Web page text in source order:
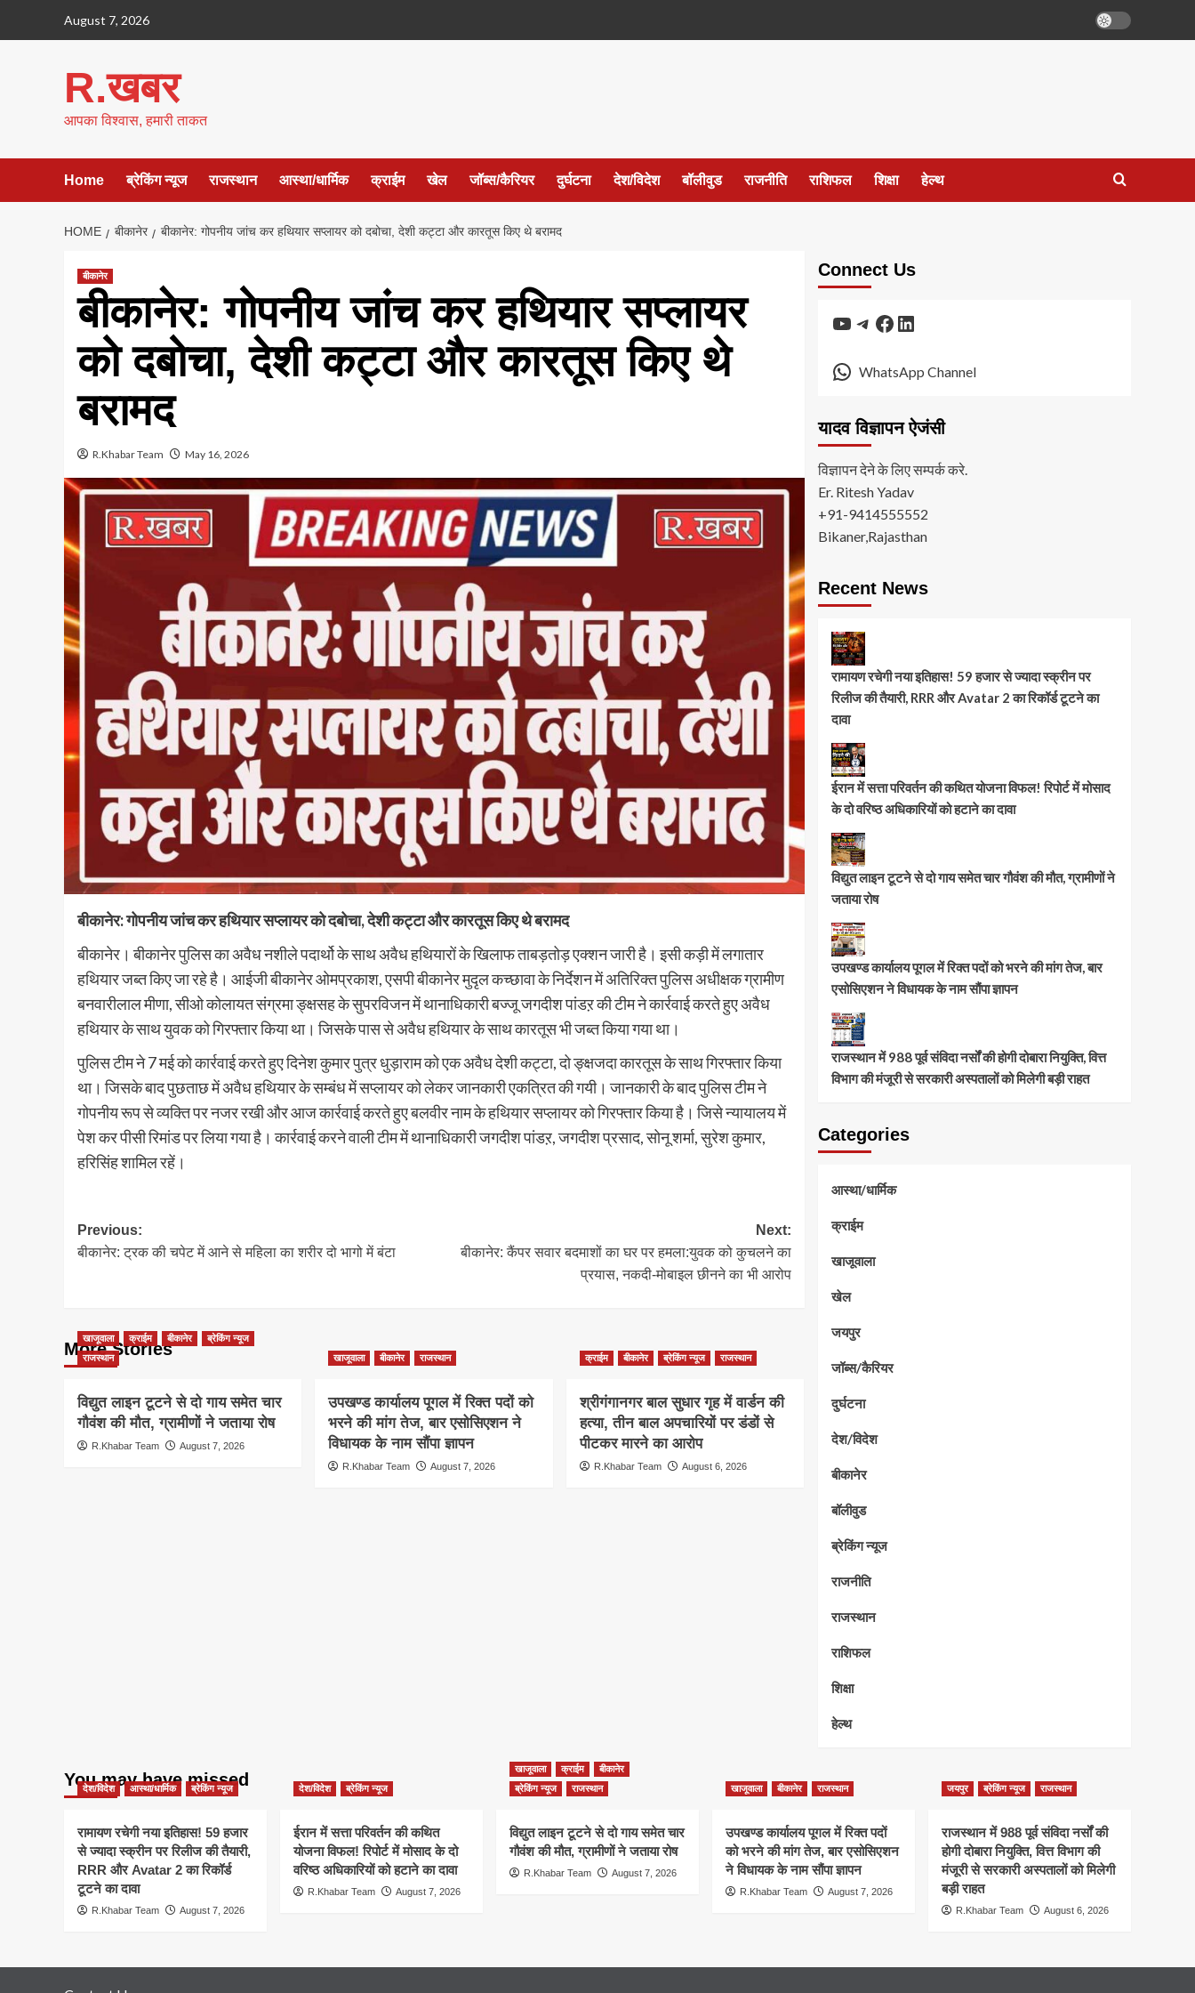
August 7, 2026
R.खबर
आपका विश्वास, हमारी ताकत
Home ब्रेकिंग न्यूज राजस्थान आस्था/धार्मिक क्राईम खेल जॉब्स/कैरियर दुर्घटना देश/विदेश बॉलीवुड राजनीति राशिफल शिक्षा हेल्थ
HOME बीकानेर बीकानेर: गोपनीय जांच कर हथियार सप्लायर को दबोचा, देशी कट्टा और कारतूस किए थे बरामद
बीकानेर
बीकानेर: गोपनीय जांच कर हथियार सप्लायर
को दबोचा, देशी कट्टा और कारतूस किए थे
बरामद
R.Khabar Team May 16, 2026
बीकानेर: गोपनीय जांच कर हथियार सप्लायर को दबोचा, देशी कट्टा और कारतूस किए थे बरामद
बीकानेर। बीकानेर पुलिस का अवैध नशीले पदार्थो के साथ अवैध हथियारों के खिलाफ ताबड़तोड़ एक्शन जारी है। इसी कड़ी में लगातार
हथियार जब्त किए जा रहे है। आईजी बीकानेर ओमप्रकाश, एसपी बीकानेर मुदृल कच्छावा के निर्देशन में अतिरिक्त पुलिस अधीक्षक ग्रामीण
बनवारीलाल मीणा, सीओ कोलायत संग्रमा ङ्क्षसह के सुपरविजन में थानाधिकारी बज्जू जगदीश पांडऱ की टीम ने कार्रवाई करते हुए अवैध
हथियार के साथ युवक को गिरफ्तार किया था। जिसके पास से अवैध हथियार के साथ कारतूस भी जब्त किया गया था।
पुलिस टीम ने 7 मई को कार्रवाई करते हुए दिनेश कुमार पुत्र धुड़ाराम को एक अवैध देशी कट्टा, दो ङ्क्षजदा कारतूस के साथ गिरफ्तार किया
था। जिसके बाद पुछताछ में अवैध हथियार के सम्बंध में सप्लायर को लेकर जानकारी एकत्रित की गयी। जानकारी के बाद पुलिस टीम ने
गोपनीय रूप से व्यक्ति पर नजर रखी और आज कार्रवाई करते हुए बलवीर नाम के हथियार सप्लायर को गिरफ्तार किया है। जिसे न्यायालय में
पेश कर पीसी रिमांड पर लिया गया है। कार्रवाई करने वाली टीम में थानाधिकारी जगदीश पांडऱ, जगदीश प्रसाद, सोनू शर्मा, सुरेश कुमार,
हरिसिंह शामिल रहें।
Post
navigation
Previous:
बीकानेर: ट्रक की चपेट में आने से महिला का शरीर दो भागो में बंटा
Next:
बीकानेर: कैंपर सवार बदमाशों का घर पर हमला:युवक को कुचलने का
प्रयास, नकदी-मोबाइल छीनने का भी आरोप
More Stories
खाजूवाला क्राईम बीकानेर
ब्रेकिंग न्यूज
राजस्थान
विद्युत लाइन टूटने से दो गाय समेत चार
गौवंश की मौत, ग्रामीणों ने जताया रोष
R.Khabar Team August 7, 2026
खाजूवाला बीकानेर राजस्थान
उपखण्ड कार्यालय पूगल में रिक्त पदों को
भरने की मांग तेज, बार एसोसिएशन ने
विधायक के नाम सौंपा ज्ञापन
R.Khabar Team August 7, 2026
क्राईम बीकानेर ब्रेकिंग न्यूज राजस्थान
श्रीगंगानगर बाल सुधार गृह में वार्डन की
हत्या, तीन बाल अपचारियों पर डंडों से
पीटकर मारने का आरोप
R.Khabar Team August 6, 2026
Connect Us
YouTube
Telegram
Facebook
LinkedIn
WhatsApp Channel
यादव विज्ञापन ऐजंसी
विज्ञापन देने के लिए सम्पर्क करे.
Er. Ritesh Yadav
+91-9414555552
Bikaner,Rajasthan
Recent News
रामायण रचेगी नया इतिहास! 59 हजार से ज्यादा स्क्रीन पर
रिलीज की तैयारी, RRR और Avatar 2 का रिकॉर्ड टूटने का
दावा
ईरान में सत्ता परिवर्तन की कथित योजना विफल! रिपोर्ट में मोसाद
के दो वरिष्ठ अधिकारियों को हटाने का दावा
विद्युत लाइन टूटने से दो गाय समेत चार गौवंश की मौत, ग्रामीणों ने
जताया रोष
उपखण्ड कार्यालय पूगल में रिक्त पदों को भरने की मांग तेज, बार
एसोसिएशन ने विधायक के नाम सौंपा ज्ञापन
राजस्थान में 988 पूर्व संविदा नर्सों की होगी दोबारा नियुक्ति, वित्त
विभाग की मंजूरी से सरकारी अस्पतालों को मिलेगी बड़ी राहत
Categories
आस्था/धार्मिक
क्राईम
खाजूवाला
खेल
जयपुर
जॉब्स/कैरियर
दुर्घटना
देश/विदेश
बीकानेर
बॉलीवुड
ब्रेकिंग न्यूज
राजनीति
राजस्थान
राशिफल
शिक्षा
हेल्थ
You may have missed
देश/विदेश आस्था/धार्मिक ब्रेकिंग न्यूज
रामायण रचेगी नया इतिहास! 59 हजार
से ज्यादा स्क्रीन पर रिलीज की तैयारी,
RRR और Avatar 2 का रिकॉर्ड
टूटने का दावा
R.Khabar Team August 7, 2026
देश/विदेश ब्रेकिंग न्यूज
ईरान में सत्ता परिवर्तन की कथित
योजना विफल! रिपोर्ट में मोसाद के दो
वरिष्ठ अधिकारियों को हटाने का दावा
R.Khabar Team August 7, 2026
खाजूवाला क्राईम
बीकानेर
ब्रेकिंग न्यूज
राजस्थान
विद्युत लाइन टूटने से दो गाय समेत चार
गौवंश की मौत, ग्रामीणों ने जताया रोष
R.Khabar Team August 7, 2026
खाजूवाला बीकानेर राजस्थान
उपखण्ड कार्यालय पूगल में रिक्त पदों
को भरने की मांग तेज, बार एसोसिएशन
ने विधायक के नाम सौंपा ज्ञापन
R.Khabar Team August 7, 2026
जयपुर ब्रेकिंग न्यूज राजस्थान
राजस्थान में 988 पूर्व संविदा नर्सों की
होगी दोबारा नियुक्ति, वित्त विभाग की
मंजूरी से सरकारी अस्पतालों को मिलेगी
बड़ी राहत
R.Khabar Team August 6, 2026